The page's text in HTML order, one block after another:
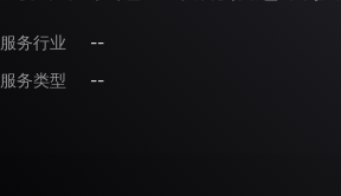
服务行业
--
服务类型
--